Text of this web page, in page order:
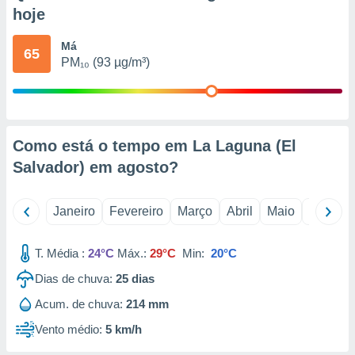
qual se
tal,
ou opor-
qualquer
de
ou aceder
num
para
hoje
65 Má
PM₁₀ (93 µg/m³)
Como está o tempo em La Laguna (El
Salvador) em agosto?
Janeiro Fevereiro Março Abril Maio Junho
T. Média : 24°C Máx.: 29°C Min: 20°C
Dias de chuva: 25 dias
Acum. de chuva: 214 mm
Vento médio: 5 km/h